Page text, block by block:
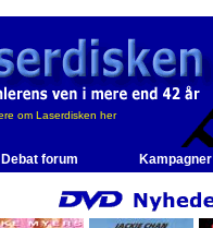
Debat forum Kampagner
om Laserdisken her